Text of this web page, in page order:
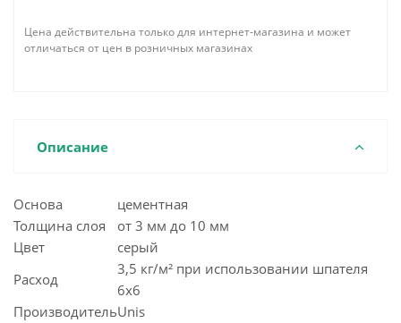
Цена действительна только для интернет-магазина и может
отличаться от цен в розничных магазинах
Описание
Основа
цементная
Толщина слоя
от 3 мм до 10 мм
Цвет
серый
Расход
3,5 кг/м² при использовании шпателя
6х6
ПроизводительUnis